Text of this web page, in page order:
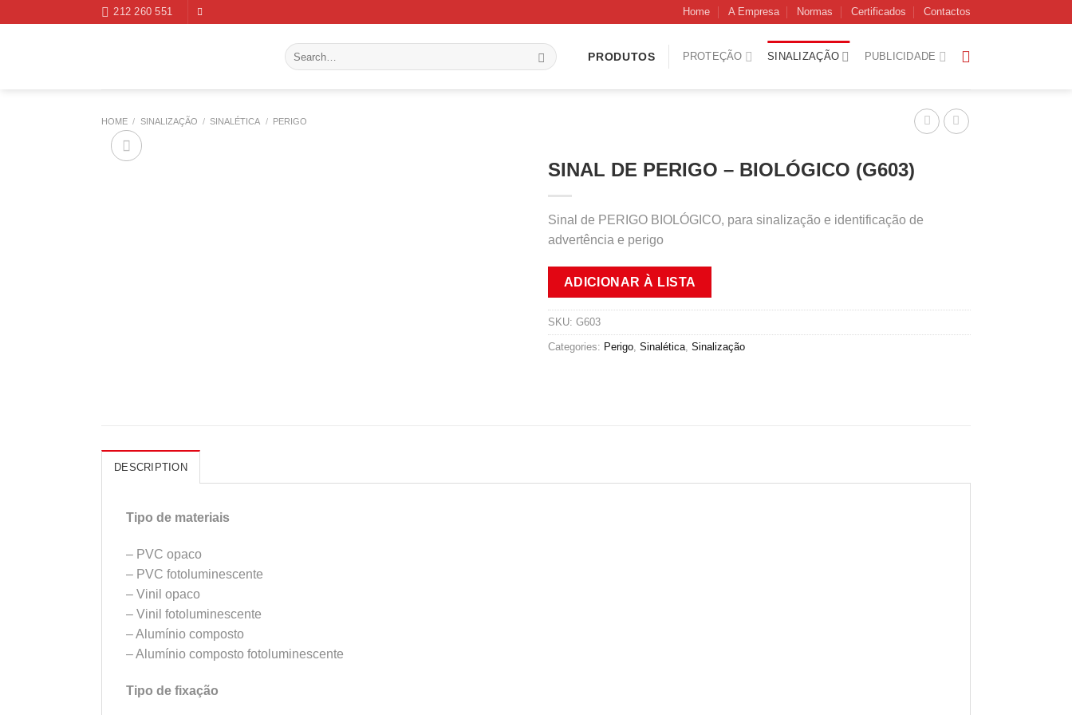
212 260 551 Home A Empresa Normas Certificados Contactos
Search
for:
PRODUTOS PROTEÇÃO SINALIZAÇÃO PUBLICIDADE
HOME / SINALIZAÇÃO / SINALÉTICA / PERIGO
SINAL DE PERIGO – BIOLÓGICO (G603)
Sinal de PERIGO BIOLÓGICO, para sinalização e identificação de
advertência e perigo
ADICIONAR À LISTA
SKU: G603
Categories: Perigo, Sinalética, Sinalização
DESCRIPTION
Tipo de materiais
– PVC opaco
– PVC fotoluminescente
– Vinil opaco
– Vinil fotoluminescente
– Alumínio composto
– Alumínio composto fotoluminescente
Tipo de fixação